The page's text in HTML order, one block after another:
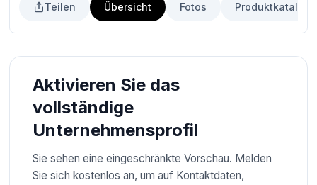
Teilen Übersicht Fotos Produktkatalog
Aktivieren Sie das
vollständige
Unternehmensprofil
Sie sehen eine eingeschränkte Vorschau. Melden
Sie sich kostenlos an, um auf Kontaktdaten,